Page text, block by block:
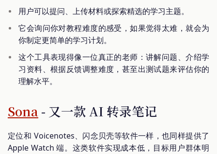
用户可以提问、上传材料或探索精选的学习主题。
它会询问你对教程难度的感受，如果觉得太难，就会为
你制定更简单的学习计划。
这个工具表现得像一位真正的老师：讲解问题、介绍学
习资料、根据反馈调整难度，甚至出测试题来评估你的
理解水平。
Sona- 又一款 AI 转录笔记
定位和 Voicenotes、闪念贝壳等软件一样，也同样提供了
Apple Watch 端。这类软件实现成本低，目标用户群体明